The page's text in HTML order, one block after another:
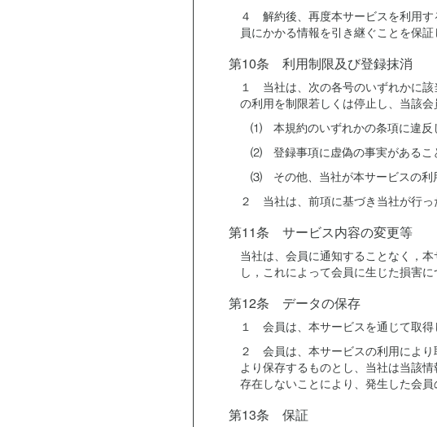
４ 解約後、再度本サービスを利用す
員にかかる情報を引き継ぐことを保証
第10条 利用制限及び登録抹消
１ 当社は、次の各号のいずれかに該
の利用を制限若しくは停止し、当該
⑴ 本規約のいずれかの条項に違反
⑵ 登録事項に虚偽の事実があるこ
⑶ その他、当社が本サービスの利
２ 当社は、前項に基づき当社が行っ
第11条 サービス内容の変更等
当社は、会員に通知することなく，
し，これによって会員に生じた損害
第12条 データの保存
１ 会員は、本サービスを通じて取得
２ 会員は、本サービスの利用により
より保存するものとし、当社は当該
存在しないことにより、発生した会
第13条 保証